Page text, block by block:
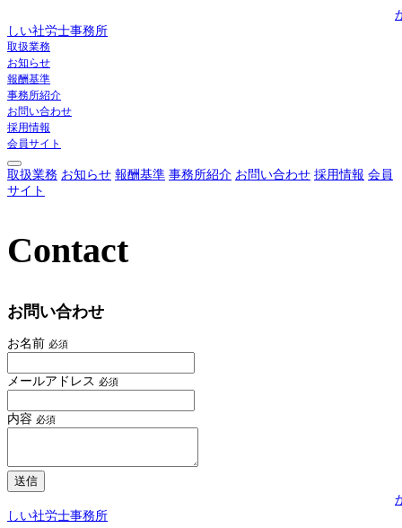
しい社労士事務所
取扱業務
お知らせ
報酬基準
事務所紹介
お問い合わせ
採用情報
会員サイト
取扱業務 お知らせ 報酬基準 事務所紹介 お問い合わせ 採用情報 会員
サイト
Contact
お問い合わせ
お名前 必須
メールアドレス 必須
内容 必須
しい社労士事務所